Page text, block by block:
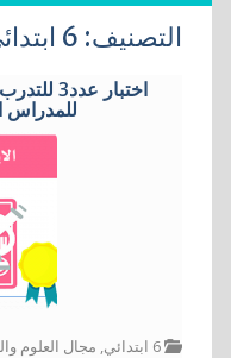
التصنيف: 6 ابتدائي
اختبار
للمدراس
6 ابتدائي , مجال العلوم